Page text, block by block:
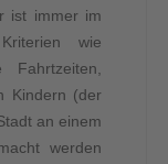
ist immer im
wie
Fahrtzeiten,
Kindern (der
an einem
werden